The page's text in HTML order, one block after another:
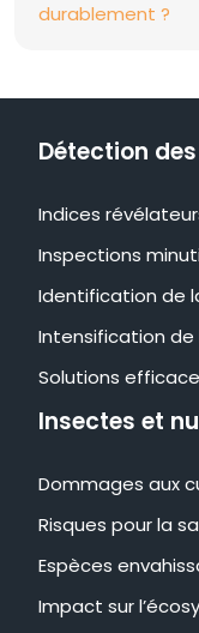
durablement ?
Détection
Indices
Inspections
Identification de
Intensification de
Solutions
Insectes et
Dommages aux
Risques pour la
Espèces
Impact sur